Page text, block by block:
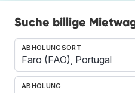
Suche billige
ABHOLUNGSORT
ABHOLUNG